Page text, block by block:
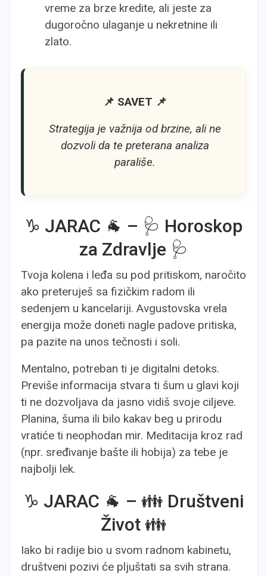
vreme za brze kredite, ali jeste za
dugoročno ulaganje u nekretnine ili
zlato.
📌 SAVET 📌
Strategija je važnija od brzine, ali ne
dozvoli da te preterana analiza
parališe.
♑ JARAC 🐐 – 🩺 Horoskop
za Zdravlje 🩺
Tvoja kolena i leđa su pod pritiskom, naročito
ako preteruješ sa fizičkim radom ili
sedenjem u kancelariji. Avgustovska vrela
energija može doneti nagle padove pritiska,
pa pazite na unos tečnosti i soli.
Mentalno, potreban ti je digitalni detoks.
Previše informacija stvara ti šum u glavi koji
ti ne dozvoljava da jasno vidiš svoje ciljeve.
Planina, šuma ili bilo kakav beg u prirodu
vratiće ti neophodan mir. Meditacija kroz rad
(npr. sređivanje bašte ili hobija) za tebe je
najbolji lek.
♑ JARAC 🐐 – 👪 Društveni
Život 👪
Iako bi radije bio u svom radnom kabinetu,
društveni pozivi će pljuštati sa svih strana.